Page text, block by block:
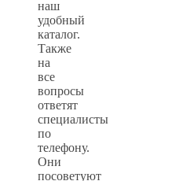
наш
удобный
каталог.
Также
на
все
вопросы
ответят
специалисты
по
телефону.
Они
посоветуют